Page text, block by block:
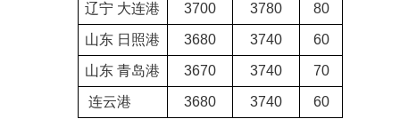
辽宁 大连港 3700 3780 80
山东 日照港 3680 3740 60
山东 青岛港 3670 3740 70
连云港 3680 3740 60